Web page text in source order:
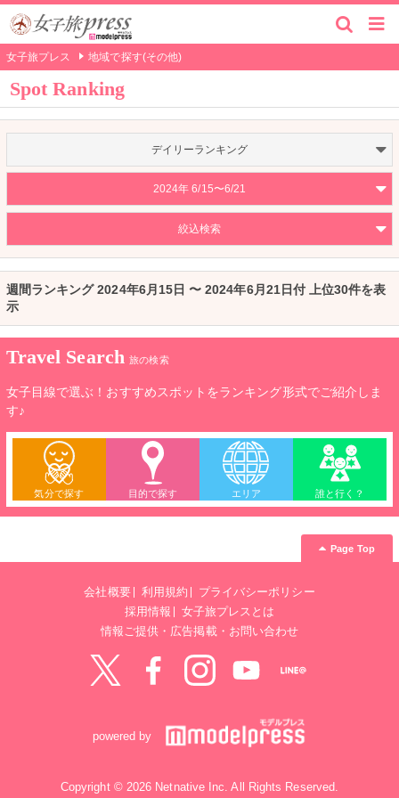
女子旅プレス 地域で探す(その他)
Spot Ranking
デイリーランキング
2024年 6/15〜6/21
絞込検索
週間ランキング 2024年6月15日 〜 2024年6月21日付 上位30件を表
示
Travel Search 旅の検索
女子目線で選ぶ！おすすめスポットをランキング形式でご紹介しま
す♪
気分で探す 目的で探す エリア 誰と行く？
Page Top
会社概要 利用規約
プライバシーポリシー
採用情報
女子旅プレスとは
情報ご提供・広告掲載・お問い合わせ
powered by
Copyright © 2026 Netnative Inc. All Rights Reserved.